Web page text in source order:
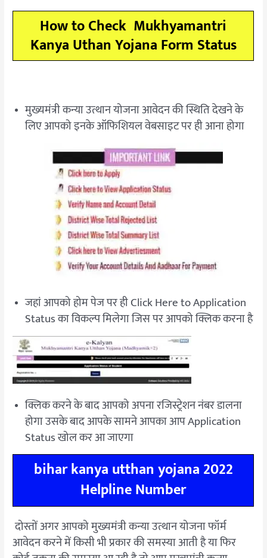
How to Check Mukhyamantri
Kanya Uthan Yojana Form Status
मुख्यमंत्री कन्या उत्थान योजना आवेदन की स्थिति देखने के
लिए आपको इनके ऑफिशियल वेबसाइट पर ही आना होगा
जहां आपको होम पेज पर ही Click Here to Application
Status का विकल्प मिलेगा जिस पर आपको क्लिक करना है
क्लिक करने के बाद आपको अपना रजिस्ट्रेशन नंबर डालना
होगा उसके बाद आपके सामने आपका आप Application
Status खोल कर आ जाएगा
bihar kanya utthan yojana 2022
Helpline Number
दोस्तों अगर आपको मुख्यमंत्री कन्या उत्थान योजना फॉर्म
आवेदन करने में किसी भी प्रकार की समस्या आती है या फिर